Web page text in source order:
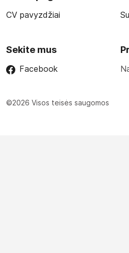
CV pavyzdžiai
Sekite mus
Facebook
©2026 Visos teisės saugomos